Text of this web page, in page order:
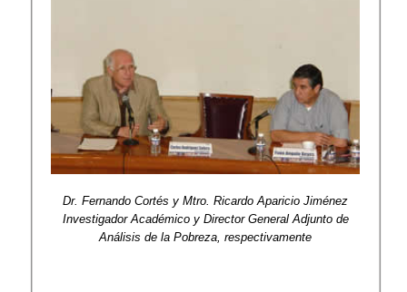
Dr. Fernando Cortés y Mtro. Ricardo Aparicio Jiménez
Investigador Académico y Director General Adjunto de
Análisis de la Pobreza, respectivamente